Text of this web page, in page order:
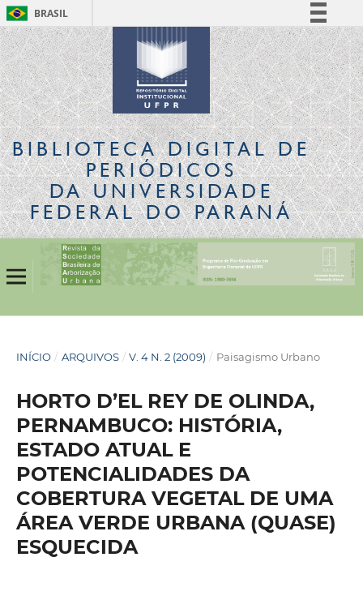
BRASIL
Simplifique!
Comunica BR
Participe
Acesso à informação
Legislação
Canais
BIBLIOTECA DIGITALDE
PERIÓDICOS
DA UNIVERSIDADE
FEDERAL DO PARANÁ
INÍCIO / ARQUIVOS / V. 4 N. 2 (2009) / Paisagismo Urbano
HORTO D’EL REY DE OLINDA,
PERNAMBUCO: HISTÓRIA,
ESTADO ATUAL E
POTENCIALIDADES DA
COBERTURA VEGETAL DE UMA
ÁREA VERDE URBANA (QUASE)
ESQUECIDA